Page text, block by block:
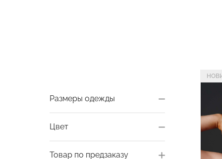
Размеры одежды
Цвет
Товар по предзаказу